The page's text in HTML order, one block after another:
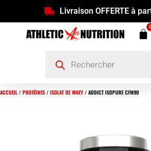
Livraison OFFERTE à
ACCUEIL/ PROTÉINES / ISOLAT DE WHEY / ADDICT ISOPURE CFM90